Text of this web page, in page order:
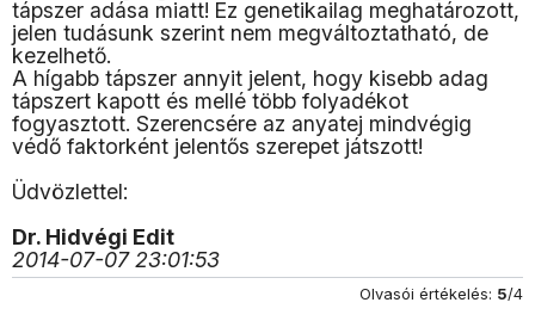
tápszer adása miatt! Ez genetikailag meghatározott,
jelen tudásunk szerint nem megváltoztatható, de
kezelhető.
A hígabb tápszer annyit jelent, hogy kisebb adag
tápszert kapott és mellé több folyadékot
fogyasztott. Szerencsére az anyatej mindvégig
védő faktorként jelentős szerepet játszott!
Üdvözlettel:
Dr. Hidvégi Edit
2014-07-07 23:01:53
Olvasói értékelés: 5/4